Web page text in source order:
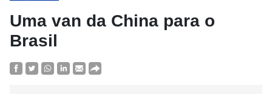
Uma van da China para o
Brasil